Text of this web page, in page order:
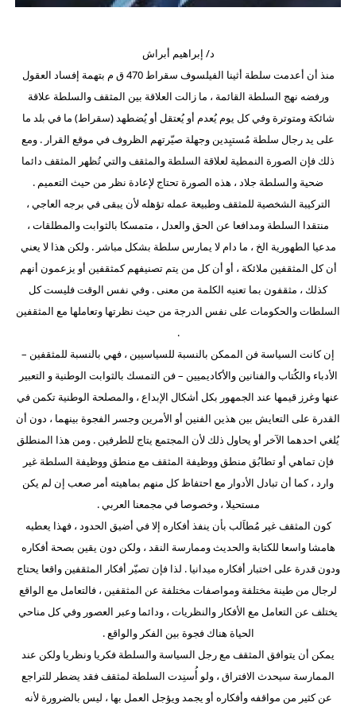
د/ إبراهيم أبراش
منذ أن أعدمت سلطة أثينا الفيلسوف سقراط 470 ق م بتهمة إفساد العقول
ورفضه نهج السلطة القائمة ، ما زالت العلاقة بين المثقف والسلطة علاقة
شائكة ومتوترة وفي كل يوم يُعدم أو يُعتقل أو يُضطهد (سقراط) ما في بلد ما
على يد رجال سلطة مُستبِدين وجهلة صيّرتهم الظروف في موقع القرار . ومع
ذلك فإن الصورة النمطية لعلاقة السلطة والمثقف والتي تُظهر المثقف دائما
ضحية والسلطة جلاد ، هذه الصورة تحتاج لإعادة نظر من حيث التعميم .
التركيبة الشخصية للمثقف وطبيعة عمله تؤهله لأن يبقى في برجه العاجي ،
منتقدا السلطة ومدافعا عن الحق والعدل ، متمسكا بالثوابت والمطلقات ،
مدعيا الطهورية الخ ، ما دام لا يمارس سلطة بشكل مباشر . ولكن هذا لا يعني
أن كل المثقفين ملائكة ، أو أن كل من يتم تصنيفهم كمثقفين أو يزعمون أنهم
كذلك ، مثقفون بما تعنيه الكلمة من معنى . وفي نفس الوقت فليست كل
السلطات والحكومات على نفس الدرجة من حيث نظرتها وتعاملها مع المثقفين
.
إن كانت السياسة فن الممكن بالنسبة للسياسيين ، فهي بالنسبة للمثقفين –
الأدباء والكُتاب والفنانين والأكاديميين – فن التمسك بالثوابت الوطنية و التعبير
عنها وغرز قيمها عند الجمهور بكل أشكال الإبداع ، والمصلحة الوطنية تكمن في
القدرة على التعايش بين هذين الفنين أو الأمرين وجسر الفجوة بينهما ، دون أن
يُلغي احدهما الآخر أو يحاول ذلك لأن المجتمع يتاج للطرفين . ومن هذا المنطلق
فإن تماهي أو تطابُق منطق ووظيفة المثقف مع منطق ووظيفة السلطة غير
وارد ، كما أن تبادل الأدوار مع احتفاظ كل منهم بماهيته أمر صعب إن لم يكن
مستحيلا ، وخصوصا في مجمعنا العربي .
كون المثقف غير مُطاَلب بأن ينفذ أفكاره إلا في أضيق الحدود ، فهذا يعطيه
هامشا واسعا للكتابة والحديث وممارسة النقد ، ولكن دون يقين بصحة أفكاره
ودون قدرة على اختبار أفكاره ميدانيا . لذا فإن تصيّر أفكار المثقفين واقعا يحتاج
لرجال من طينة مختلفة ومواصفات مختلفة عن المثقفين ، فالتعامل مع الواقع
يختلف عن التعامل مع الأفكار والنظريات ، ودائما وعبر العصور وفي كل مناحي
الحياة هناك فجوة بين الفكر والواقع .
يمكن أن يتوافق المثقف مع رجل السياسة والسلطة فكريا ونظريا ولكن عند
الممارسة سيحدث الافتراق ، ولو أُسنِدت السلطة لمثقف فقد يضطر للتراجع
عن كثير من مواقفه وأفكاره أو يجمد ويؤجل العمل بها ، ليس بالضرورة لأنه